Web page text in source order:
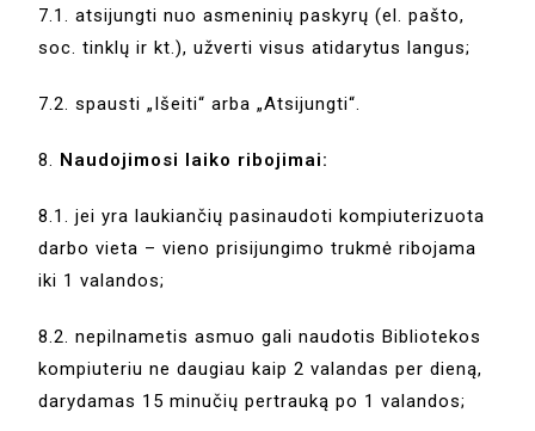
7.1. atsijungti nuo asmeninių paskyrų (el. pašto,
soc. tinklų ir kt.), užverti visus atidarytus langus;
7.2. spausti „Išeiti“ arba „Atsijungti“.
8. Naudojimosi laiko ribojimai:
8.1. jei yra laukiančių pasinaudoti kompiuterizuota
darbo vieta – vieno prisijungimo trukmė ribojama
iki 1 valandos;
8.2. nepilnametis asmuo gali naudotis Bibliotekos
kompiuteriu ne daugiau kaip 2 valandas per dieną,
darydamas 15 minučių pertrauką po 1 valandos;